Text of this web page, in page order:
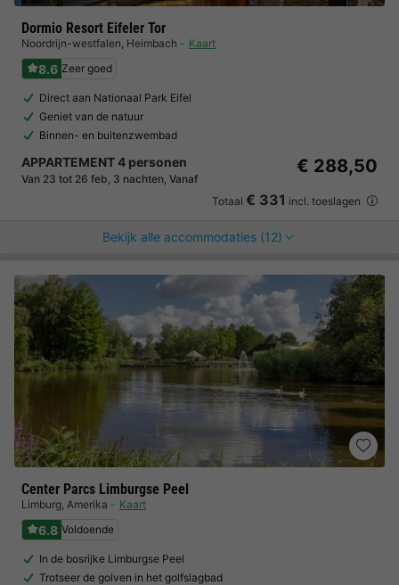
Dormio Resort Eifeler Tor
Noordrijn-westfalen, Heimbach Kaart
8.6 Zeer goed
Direct aan Nationaal Park Eifel
Geniet van de natuur
Binnen- en buitenzwembad
APPARTEMENT 4 personen
Van 23 tot 26 feb, 3 nachten, Vanaf
€ 288,50
Totaal € 331 incl. toeslagen
Bekijk alle accommodaties (12)
Center Parcs Limburgse Peel
Limburg, Amerika Kaart
6.8 Voldoende
In de bosrijke Limburgse Peel
Trotseer de golven in het golfslagbad